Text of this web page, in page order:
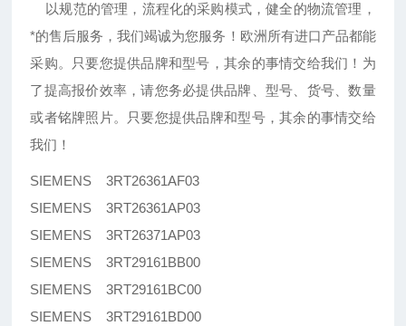
以规范的管理，流程化的采购模式，健全的物流管理，
*的售后服务，我们竭诚为您服务！欧洲所有进口产品都能
采购。只要您提供品牌和型号，其余的事情交给我们！为
了提高报价效率，请您务必提供品牌、型号、货号、数量
或者铭牌照片。只要您提供品牌和型号，其余的事情交给
我们！
SIEMENS 3RT26361AF03
SIEMENS 3RT26361AP03
SIEMENS 3RT26371AP03
SIEMENS 3RT29161BB00
SIEMENS 3RT29161BC00
SIEMENS 3RT29161BD00